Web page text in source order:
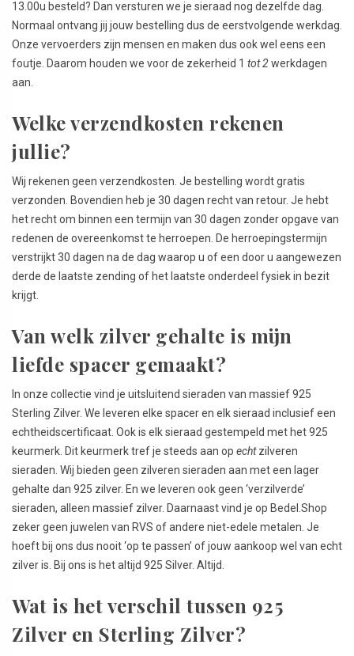
13.00u besteld? Dan versturen we je sieraad nog dezelfde dag.
Normaal ontvang jij jouw bestelling dus de eerstvolgende werkdag.
Onze vervoerders zijn mensen en maken dus ook wel eens een
foutje. Daarom houden we voor de zekerheid 1 tot 2werkdagen
aan.
Welke verzendkosten rekenen
jullie?
Wij rekenen geen verzendkosten. Je bestelling wordt gratis
verzonden. Bovendien heb je 30 dagen recht van retour. Je hebt
het recht om binnen een termijn van 30 dagen zonder opgave van
redenen de overeenkomst te herroepen. De herroepingstermijn
verstrijkt 30 dagen na de dag waarop u of een door u aangewezen
derde de laatste zending of het laatste onderdeel fysiek in bezit
krijgt.
Van welk zilver gehalte is mijn
liefde spacer gemaakt?
In onze collectie vind je uitsluitend sieraden van massief 925
Sterling Zilver. We leveren elke spacer en elk sieraad inclusief een
echtheidscertificaat. Ook is elk sieraad gestempeld met het 925
keurmerk. Dit keurmerk tref je steeds aan op echtzilveren
sieraden. Wij bieden geen zilveren sieraden aan met een lager
gehalte dan 925 zilver. En we leveren ook geen ‘verzilverde’
sieraden, alleen massief zilver. Daarnaast vind je op Bedel.Shop
zeker geen juwelen van RVS of andere niet-edele metalen. Je
hoeft bij ons dus nooit ‘op te passen’ of jouw aankoop wel van echt
zilver is. Bij ons is het altijd 925 Silver. Altijd.
Wat is het verschil tussen 925
Zilver en Sterling Zilver?